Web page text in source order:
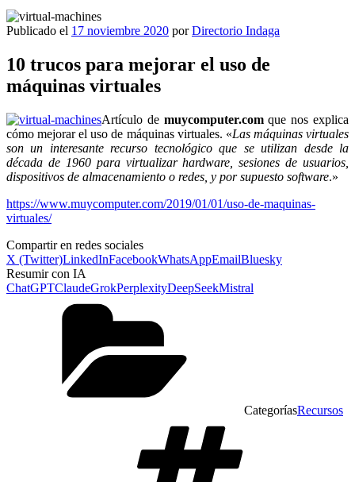
Publicado el 17 noviembre 2020 porDirectorio Indaga
10 trucos para mejorar el uso de
máquinas virtuales
Artículo de muycomputer.comque nos explica
cómo mejorar el uso de máquinas virtuales. «Las máquinas virtuales
son un interesante recurso tecnológico que se utilizan desde la
década de 1960 para virtualizar hardware, sesiones de usuarios,
dispositivos de almacenamiento o redes, y por supuesto software.»
https://www.muycomputer.com/2019/01/01/uso-de-maquinas-
virtuales/
Compartir en redes sociales
X (Twitter)LinkedInFacebookWhatsAppEmailBluesky
Resumir con IA
ChatGPTClaudeGrokPerplexityDeepSeekMistral
CategoríasRecursos